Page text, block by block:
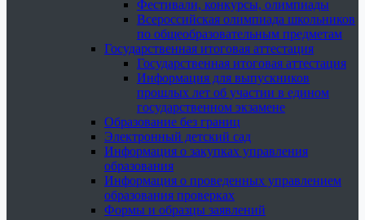
Фестивали, конкурсы, олимпиады
Всероссийская олимпиада школьников
по общеобразовательным предметам
Государственная итоговая аттестация
Государственная итоговая аттестация
Информация для выпускников
прошлых лет об участии в едином
государственном экзамене
Образование без границ
Электронный детский сад
Информация о закупках управления
образования
Информация о проведенных управлением
образования проверках
Формы и образцы заявлений